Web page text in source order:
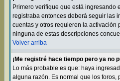
Primero verifique que está ingresando
registraba entonces deberá seguir las
cuentas y otros requieren la activación
ninguna de estas descripciones
Volver arriba
¡Me registré hace tiempo pero ya no
Lo más probable es que: haya
alguna razón. Es normal que los